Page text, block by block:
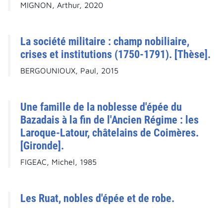
MIGNON, Arthur, 2020
La société militaire : champ nobiliaire,
crises et institutions (1750-1791). [Thèse].
BERGOUNIOUX, Paul, 2015
Une famille de la noblesse d'épée du
Bazadais à la fin de l'Ancien Régime : les
Laroque-Latour, châtelains de Coimères.
[Gironde].
FIGEAC, Michel, 1985
Les Ruat, nobles d'épée et de robe.